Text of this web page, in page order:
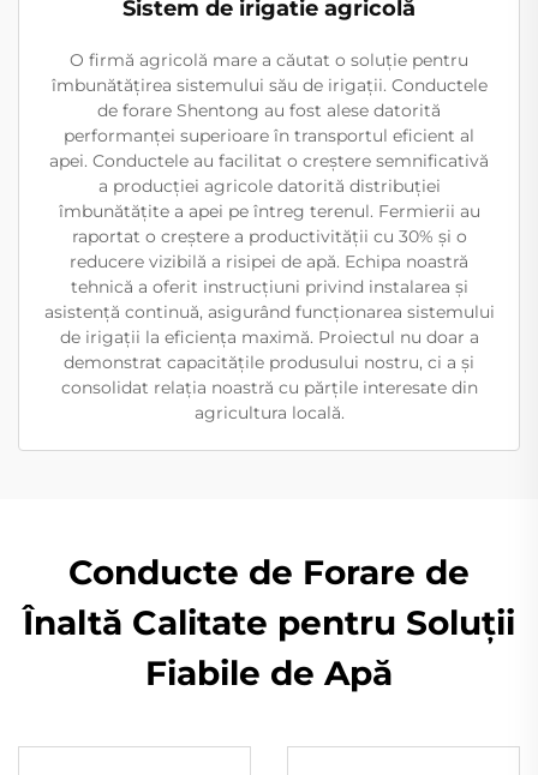
Sistem de irigatie agricolă
O firmă agricolă mare a căutat o soluție pentru
îmbunătățirea sistemului său de irigații. Conductele
de forare Shentong au fost alese datorită
performanței superioare în transportul eficient al
apei. Conductele au facilitat o creștere semnificativă
a producției agricole datorită distribuției
îmbunătățite a apei pe întreg terenul. Fermierii au
raportat o creștere a productivității cu 30% și o
reducere vizibilă a risipei de apă. Echipa noastră
tehnică a oferit instrucțiuni privind instalarea și
asistență continuă, asigurând funcționarea sistemului
de irigații la eficiența maximă. Proiectul nu doar a
demonstrat capacitățile produsului nostru, ci a și
consolidat relația noastră cu părțile interesate din
agricultura locală.
Conducte de Forare de
Înaltă Calitate pentru Soluții
Fiabile de Apă